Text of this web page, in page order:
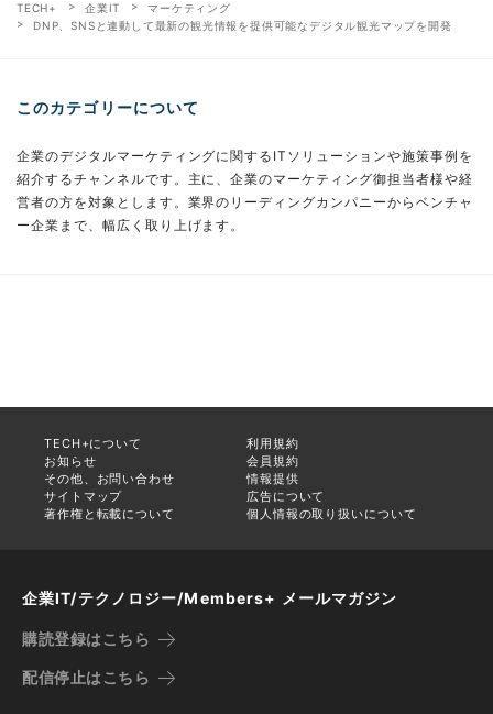
TECH+ 企業IT
マーケティング
DNP、SNSと連動して最新の観光情報を提供可能なデジタル観光マップを開発
このカテゴリーについて
企業のデジタルマーケティングに関するITソリューションや施策事例を
紹介するチャンネルです。主に、企業のマーケティング御担当者様や経
営者の方を対象とします。業界のリーディングカンパニーからベンチャ
ー企業まで、幅広く取り上げます。
TECH+について
利用規約
お知らせ
会員規約
その他、お問い合わせ
情報提供
サイトマップ
広告について
著作権と転載について
個人情報の取り扱いについて
企業IT/テクノロジー/Members+ メールマガジン
購読登録はこちら
配信停止はこちら